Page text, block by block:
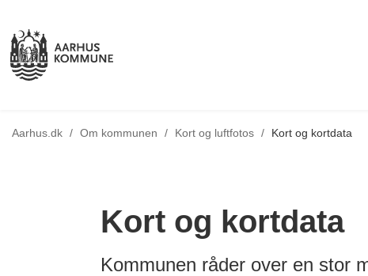
Aarhus.dk / Om kommunen / Tilbage til
Kort og luftfotos / Kort og kortdata
Kort og kortdata
Kommunen råder over en stor